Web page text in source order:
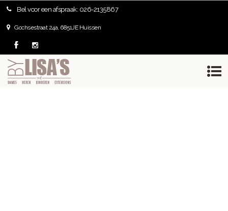
Bel voor een afspraak: 026-2135867